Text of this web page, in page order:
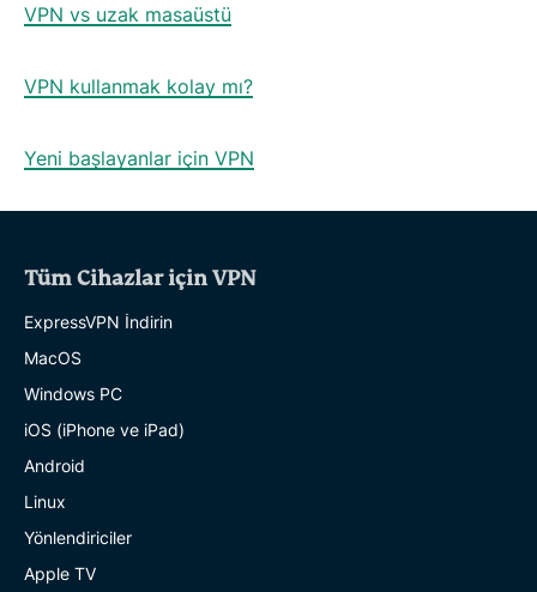
VPN vs uzak masaüstü
VPN kullanmak kolay mı?
Yeni başlayanlar için VPN
Tüm Cihazlar için VPN
ExpressVPN İndirin
MacOS
Windows PC
iOS (iPhone ve iPad)
Android
Linux
Yönlendiriciler
Apple TV